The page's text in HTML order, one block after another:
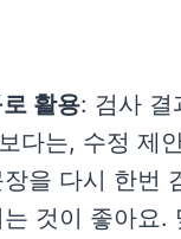
활용: 검사 결
다는, 수정 제
을 다시 한번
것이 좋아요.